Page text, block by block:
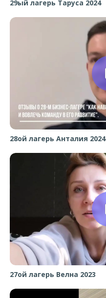
29ый лагерь Таруса 2024
28ой лагерь Анталия 2024
27ой лагерь Велна 2023